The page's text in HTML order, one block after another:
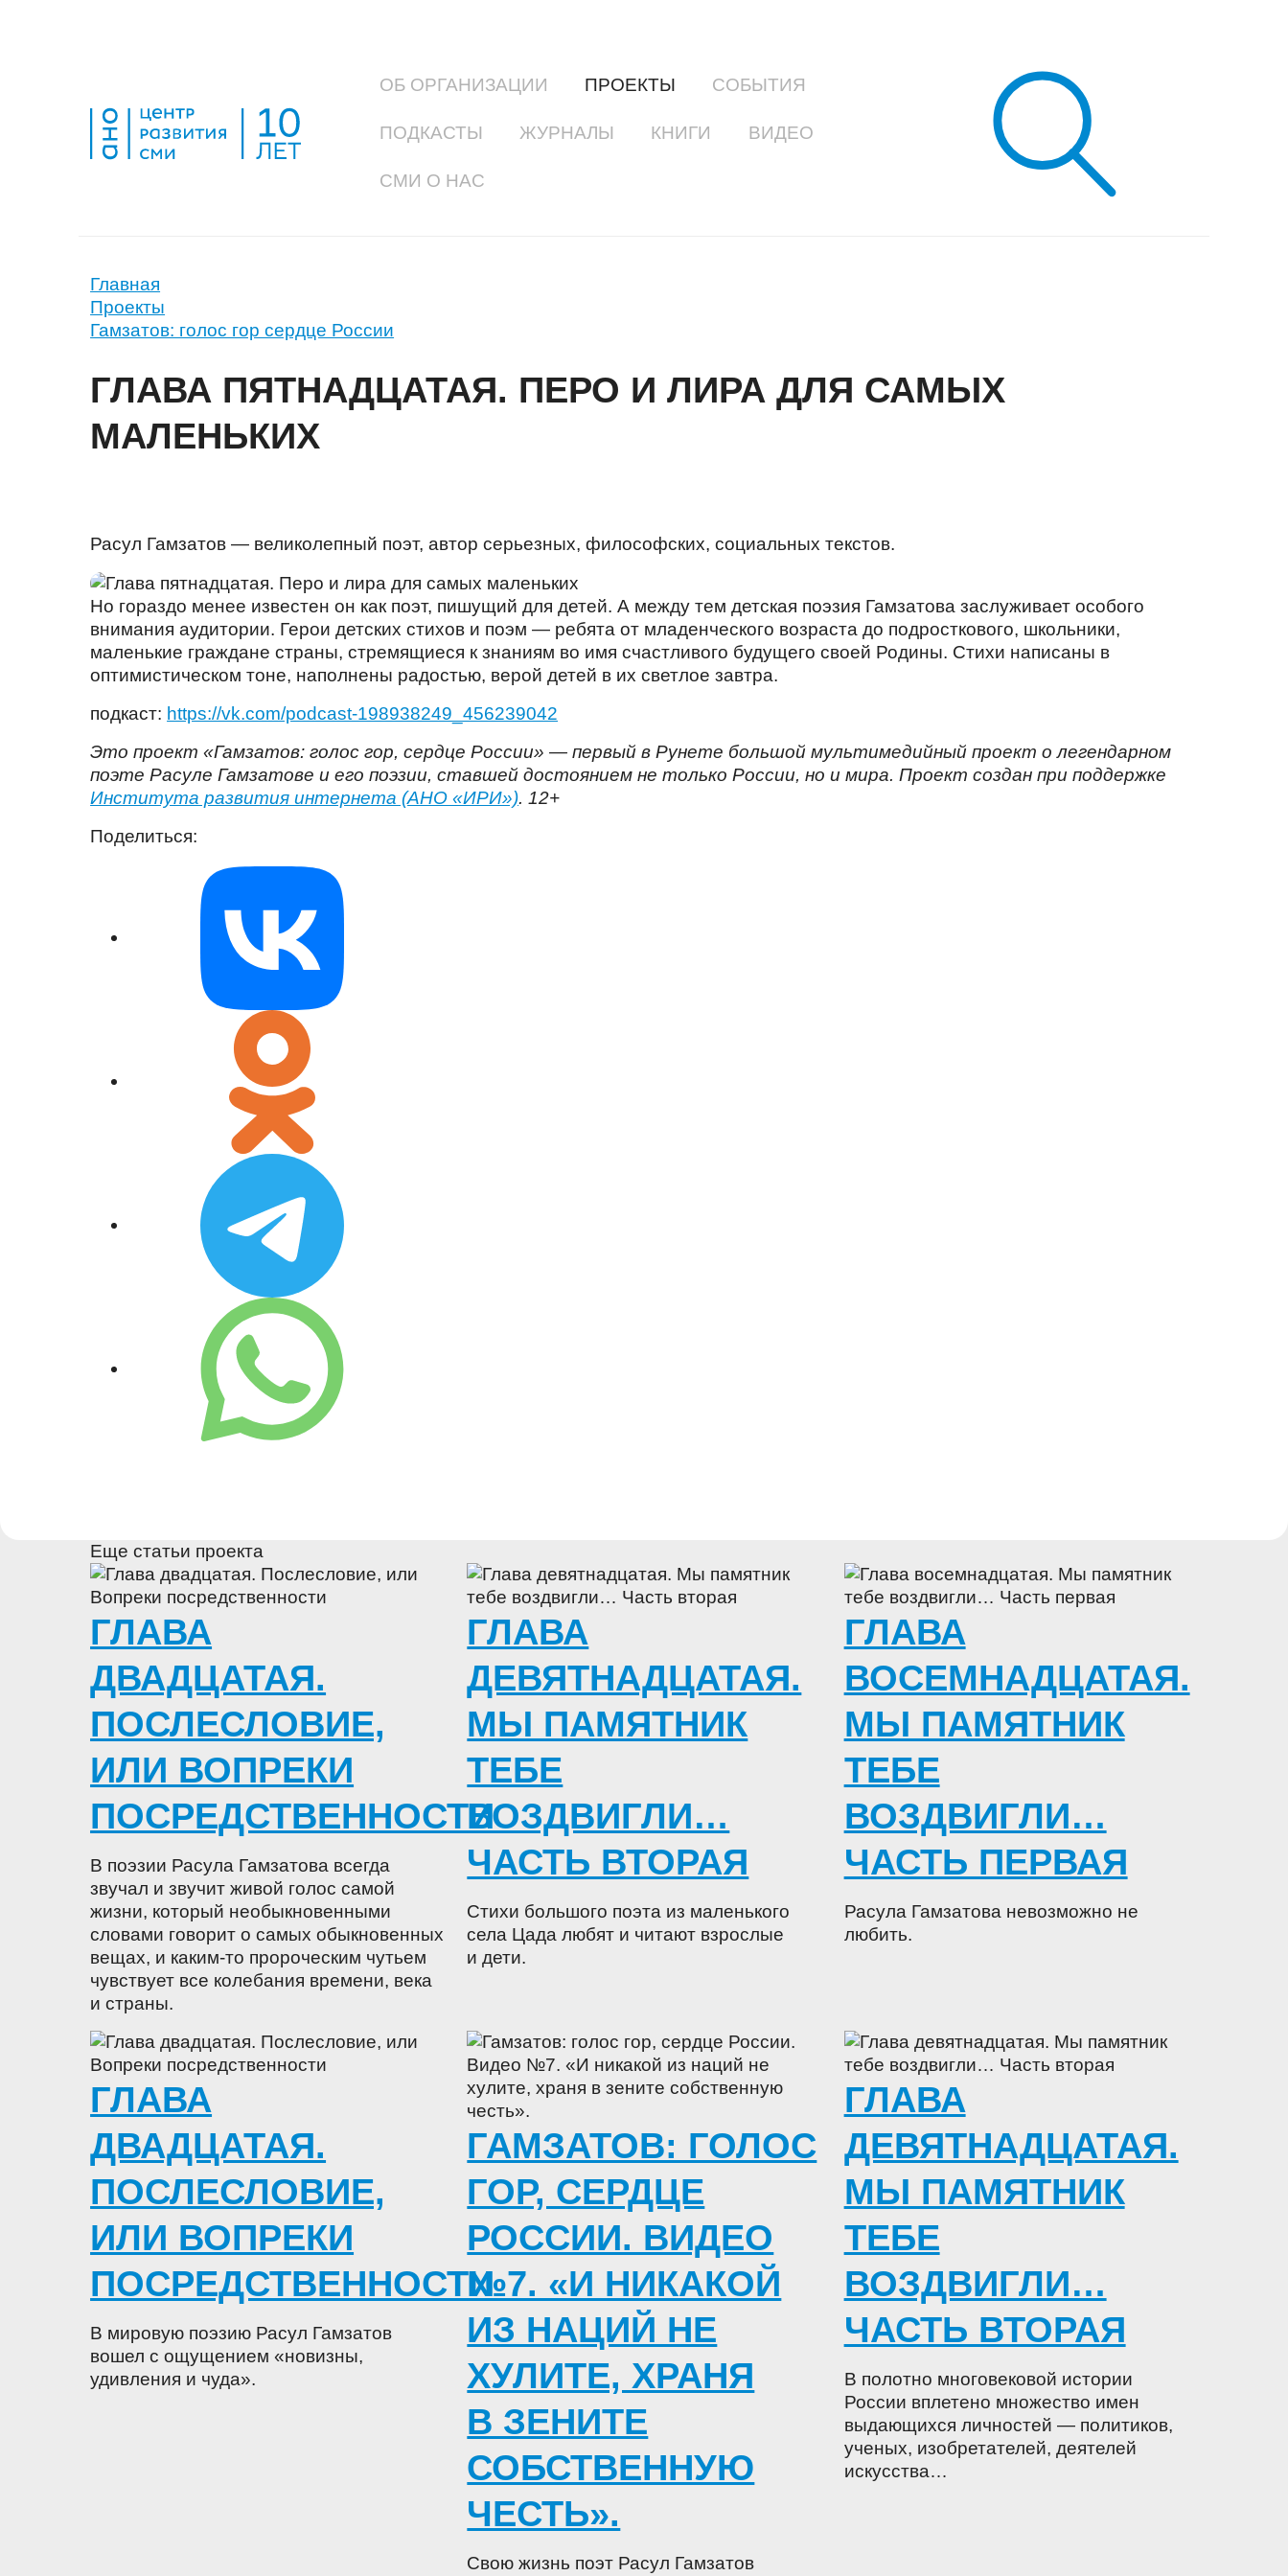
ОБ ОРГАНИЗАЦИИ ПРОЕКТЫ СОБЫТИЯ
ПОДКАСТЫ ЖУРНАЛЫ КНИГИ ВИДЕО
СМИ О НАС
Главная
Проекты
Гамзатов: голос гор сердце России
ГЛАВА ПЯТНАДЦАТАЯ. ПЕРО И ЛИРА ДЛЯ САМЫХ
МАЛЕНЬКИХ
Расул Гамзатов — великолепный поэт, автор серьезных, философских, социальных текстов.
Но гораздо менее известен он как поэт, пишущий для детей. А между тем детская поэзия Гамзатова заслуживает особого
внимания аудитории. Герои детских стихов и поэм — ребята от младенческого возраста до подросткового, школьники,
маленькие граждане страны, стремящиеся к знаниям во имя счастливого будущего своей Родины. Стихи написаны в
оптимистическом тоне, наполнены радостью, верой детей в их светлое завтра.
подкаст: https://vk.com/podcast-198938249_456239042
Это проект «Гамзатов: голос гор, сердце России» — первый в Рунете большой мультимедийный проект о легендарном
поэте Расуле Гамзатове и его поэзии, ставшей достоянием не только России, но и мира. Проект создан при поддержке
Института развития интернета (АНО «ИРИ»). 12+
Поделиться:
Еще статьи проекта
ГЛАВА
ДВАДЦАТАЯ.
ПОСЛЕСЛОВИЕ,
ИЛИ ВОПРЕКИ
ПОСРЕДСТВЕННОСТИ
В поэзии Расула Гамзатова всегда
звучал и звучит живой голос самой
жизни, который необыкновенными
словами говорит о самых обыкновенных
вещах, и каким-то пророческим чутьем
чувствует все колебания времени, века
и страны.
ГЛАВА
ДЕВЯТНАДЦАТАЯ.
МЫ ПАМЯТНИК
ТЕБЕ
ВОЗДВИГЛИ…
ЧАСТЬ ВТОРАЯ
Стихи большого поэта из маленького
села Цада любят и читают взрослые
и дети.
ГЛАВА
ВОСЕМНАДЦАТАЯ.
МЫ ПАМЯТНИК
ТЕБЕ
ВОЗДВИГЛИ…
ЧАСТЬ ПЕРВАЯ
Расула Гамзатова невозможно не
любить.
ГЛАВА
ДВАДЦАТАЯ.
ПОСЛЕСЛОВИЕ,
ИЛИ ВОПРЕКИ
ПОСРЕДСТВЕННОСТИ
В мировую поэзию Расул Гамзатов
вошел с ощущением «новизны,
удивления и чуда».
ГАМЗАТОВ: ГОЛОС
ГОР, СЕРДЦЕ
РОССИИ. ВИДЕО
№7. «И НИКАКОЙ
ИЗ НАЦИЙ НЕ
ХУЛИТЕ, ХРАНЯ
В ЗЕНИТЕ
СОБСТВЕННУЮ
ЧЕСТЬ».
Свою жизнь поэт Расул Гамзатов
ГЛАВА
ДЕВЯТНАДЦАТАЯ.
МЫ ПАМЯТНИК
ТЕБЕ
ВОЗДВИГЛИ…
ЧАСТЬ ВТОРАЯ
В полотно многовековой истории
России вплетено множество имен
выдающихся личностей — политиков,
ученых, изобретателей, деятелей
искусства…